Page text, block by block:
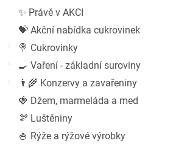
✨ Právě v AKCI
💝 Akční nabídka cukrovinek
🍭 Cukrovinky
🍳 Vaření - základní suroviny
👨‍🌾 Konzervy a zavařeniny
🍓 Džem, marmeláda a med
🫘 Luštěniny
🍚 Rýže a rýžové výrobky